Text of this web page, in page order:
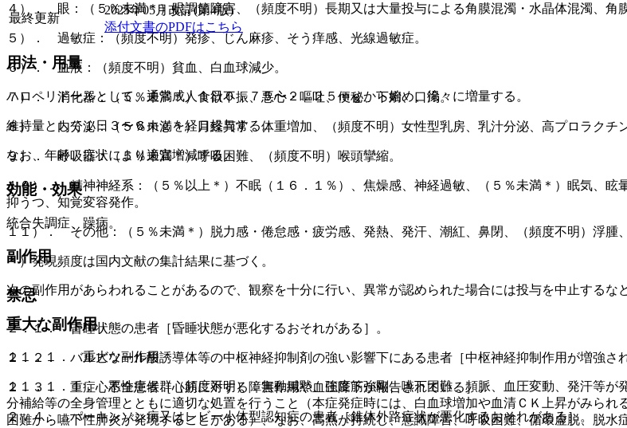
４）． 眼：（５％未満＊）眼調節障害、（頻度不明）長期又は大量投与による角膜混濁・水晶体混濁、角
５）． 過敏症：（頻度不明）発疹、じん麻疹、そう痒感、光線過敏症。
６）． 血液：（頻度不明）貧血、白血球減少。
７）． 消化器：（５％未満＊）食欲不振、悪心・嘔吐、便秘、下痢、口渇。
８）． 内分泌：（５％未満＊）月経異常、体重増加、（頻度不明）女性型乳房、乳汁分泌、高プロラクチ
９）． 呼吸器：（５％未満＊）呼吸困難、（頻度不明）喉頭攣縮。
１０）． 精神神経系：（５％以上＊）不眠（１６．１％）、焦燥感、神経過敏、（５％未満＊）眠気、眩
抑うつ、知覚変容発作。
１１）． その他：（５％未満＊）脱力感・倦怠感・疲労感、発熱、発汗、潮紅、鼻閉、（頻度不明）浮腫
＊）発現頻度は国内文献の集計結果に基づく。
禁忌
２．１． 昏睡状態の患者［昏睡状態が悪化するおそれがある］。
２．２． バルビツール酸誘導体等の中枢神経抑制剤の強い影響下にある患者［中枢神経抑制作用が増強さ
２．３． 重症心不全患者［心筋に対する障害作用や血圧降下が報告されている］。
２．４． パーキンソン病又はレビー小体型認知症の患者［錐体外路症状が悪化するおそれがある］。
最終更新
2025年05月改訂(第4版)
添付文書のPDFはこちら
用法・用量
ハロペリドールとして、通常成人１日０．７５〜２．２５ｍｇから始め、徐々に増量する。
維持量として１日３〜６ｍｇを経口投与する。
なお、年齢、症状により適宜増減する。
効能・効果
統合失調症、躁病。
副作用
次の副作用があらわれることがあるので、観察を十分に行い、異常が認められた場合には投与を中止するな
重大な副作用
１１．１． 重大な副作用
１１．１．１． 悪性症候群（頻度不明）：無動緘黙、強度筋強剛、嚥下困難、頻脈、血圧変動、発汗等
分補給等の全身管理とともに適切な処置を行うこと（本症発症時には、白血球増加や血清ＣＫ上昇がみら
困難から嚥下性肺炎が発現することがある）、なお、高熱が持続し、意識障害、呼吸困難、循環虚脱、脱